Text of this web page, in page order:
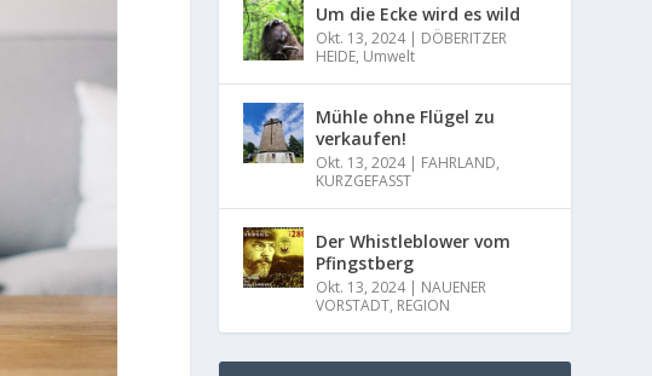
Um die Ecke wird es wild
Okt. 13, 2024| DÖBERITZER
HEIDE, Umwelt
Mühle ohne Flügel zu
verkaufen!
Okt. 13, 2024| FAHRLAND,
KURZGEFASST
Der Whistleblower vom
Pfingstberg
Okt. 13, 2024| NAUENER
VORSTADT, REGION